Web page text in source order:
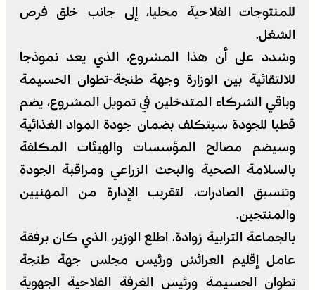
للمنتوجات الفلاحية محليا، إلى جانب خلق فرص
الشغل.
وشدد على أن هذا المشروع، الذي يعد نموذجا
للالتقائية بين الوزارة وجهة طنجة-تطوان الحسيمة
وباقي الشركاء المتدخلين في تمويل المشروع، يضم
قطبا للجودة سيتكلف بضمان جودة المواد الغذائية
وسيضم مصالح المؤسسات والهيئات المكلفة
بالسلامة الصحية والبحث الزراعي ومراقبة الجودة
وتنسيق الصادرات، لتقريب الإدارة من المهنيين
والمنتجين.
بالجماعة الترابية زوادة، اطلع الوزير، الذي كان برفقة
عامل إقليم العرائش ورئيس مجلس جهة طنجة
تطوان الحسيمة ورئيس الغرفة الفلاحية الجهوية